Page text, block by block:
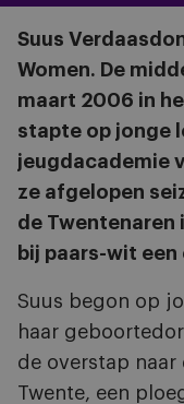
Suus
Women. De
maart 2006 in
stapte op jonge
jeugdacademie
ze afgelopen
de Twentenaren
bij paars-wit
Suus begon op
haar
de overstap
Twente, een